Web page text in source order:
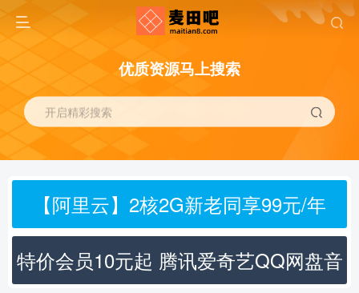
优质资源马上搜索
开启精彩搜索
【阿里云】2核2G新老同享99元/年
特价会员10元起 腾讯爱奇艺QQ网盘音